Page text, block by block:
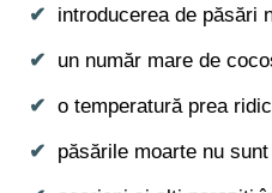
introducerea de păsări
un număr mare de
o temperatură prea
păsările moarte nu